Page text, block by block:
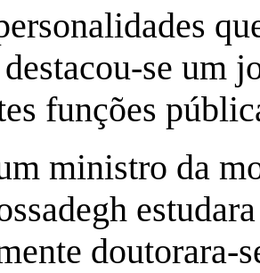
se um
funções
ministro da
doutorara-